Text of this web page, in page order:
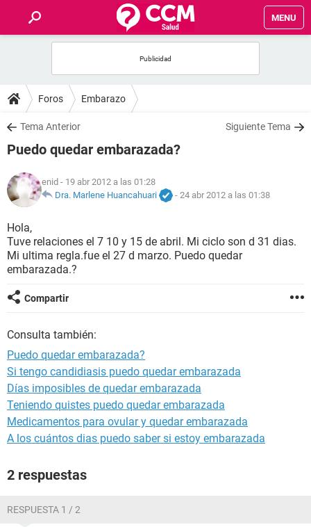
MENU
FOROS
SALUD
NUTRICIÓN
BIENESTAR
SEXUALIDAD
GLOSARIO
Foros Embarazo
Tema Anterior Siguiente Tema
Puedo quedar embarazada?
enid - 19 abr 2012 a las 01:28
Dra. Marlene Huancahuari
- 24 abr 2012 a las 01:38
Hola,
Tuve relaciones el 7 10 y 15 de abril. Mi ciclo son d 31 dias.
Mi ultima regla.fue el 27 d marzo. Puedo quedar
embarazada.?
Compartir
Consulta también:
Puedo quedar embarazada?
Si tengo candidiasis puedo quedar embarazada
Días imposibles de quedar embarazada
Teniendo quistes puedo quedar embarazada
Medicamentos para ovular y quedar embarazada
A los cuántos dias puedo saber si estoy embarazada
2 respuestas
RESPUESTA 1 / 2